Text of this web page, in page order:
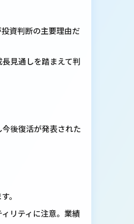
資判断の主要理由だ
見通しを踏まえて判
後復活が発表された
。
リティに注意。業績